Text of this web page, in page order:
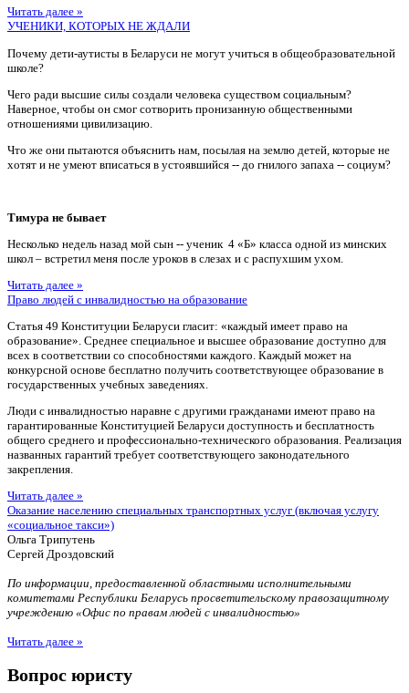
Читать далее »
УЧЕНИКИ, КОТОРЫХ НЕ ЖДАЛИ
Почему дети-аутисты в Беларуси не могут учиться в общеобразовательной
школе?
Чего ради высшие силы создали человека существом социальным?
Наверное, чтобы он смог сотворить пронизанную общественными
отношениями цивилизацию.
Что же они пытаются объяснить нам, посылая на землю детей, которые не
хотят и не умеют вписаться в устоявшийся -- до гнилого запаха -- социум?
Тимура не бывает
Несколько недель назад мой сын -- ученик 4 «Б» класса одной из минских
школ – встретил меня после уроков в слезах и с распухшим ухом.
Читать далее »
Право людей с инвалидностью на образование
Статья 49 Конституции Беларуси гласит: «каждый имеет право на
образование». Среднее специальное и высшее образование доступно для
всех в соответствии со способностями каждого. Каждый может на
конкурсной основе бесплатно получить соответствующее образование в
государственных учебных заведениях.
Люди с инвалидностью наравне с другими гражданами имеют право на
гарантированные Конституцией Беларуси доступность и бесплатность
общего среднего и профессионально-технического образования. Реализация
названных гарантий требует соответствующего законодательного
закрепления.
Читать далее »
Оказание населению специальных транспортных услуг (включая услугу
«социальное такси»)
Ольга Трипутень
Сергей Дроздовский
По информации, предоставленной областными исполнительными
комитетами Республики Беларусь просветительскому правозащитному
учреждению «Офис по правам людей с инвалидностью»
Читать далее »
Вопрос юристу